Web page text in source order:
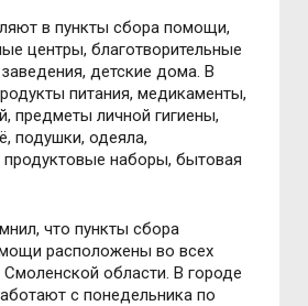
в пункты сбора помощи,
центры, благотворительные
детские дома. В
питания, медикаменты,
предметы личной гигиены,
подушки, одеяла,
наборы, бытовая
что пункты сбора
расположены во всех
Смоленской области. В городе
с понедельника по